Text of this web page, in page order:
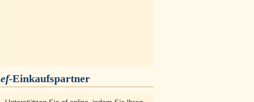
ef-Einkaufspartner